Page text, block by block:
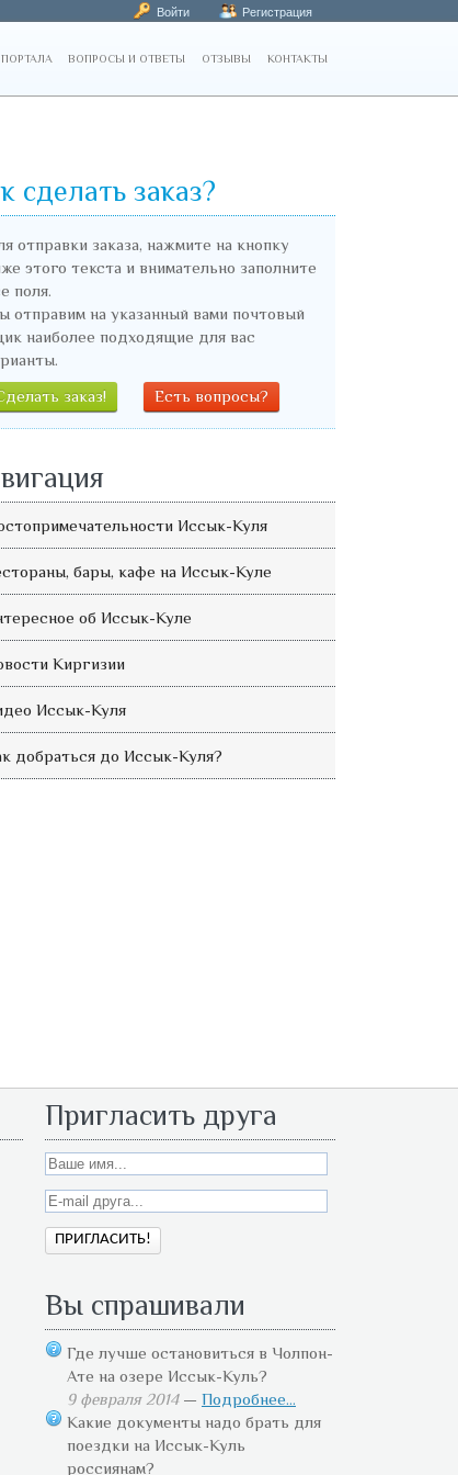
Войти Регистрация
ВОПРОСЫ И ОТВЕТЫ ОТЗЫВЫ КОНТАКТЫ
сделать заказ?
отправки заказа, нажмите на кнопку
этого текста и внимательно заполните
поля.
отправим на указанный вами почтовый
наиболее подходящие для вас
заказ!
Есть вопросы?
Иссык-Куля
бары, кафе на Иссык-Куле
об Иссык-Куле
Киргизии
Иссык-Куля
добраться до Иссык-Куля?
Пригласить друга
Вы спрашивали
Где лучше остановиться в Чолпон-
Ате на озере Иссык-Куль?
9 февраля 2014— Подробнее...
Какие документы надо брать для
поездки на Иссык-Куль
россиянам?